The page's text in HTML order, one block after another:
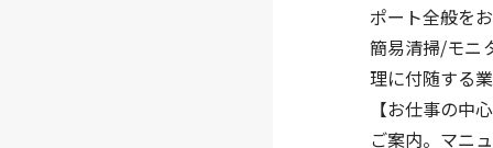
待遇・福利厚生
労災完備
ポート全般を
簡易清掃/モニ
理に付随する
【お仕事の中
ご案内。マニ